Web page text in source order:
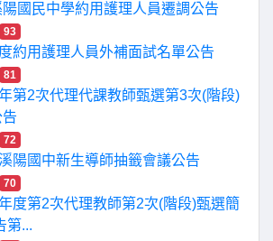
國民中學約用護理人員遷調公告
93
約用護理人員外補面試名單公告
81
第2次代理代課教師甄選第3次(階段)
72
陽國中新生導師抽籤會議公告
70
度第2次代理教師第2次(階段)甄選簡
第...